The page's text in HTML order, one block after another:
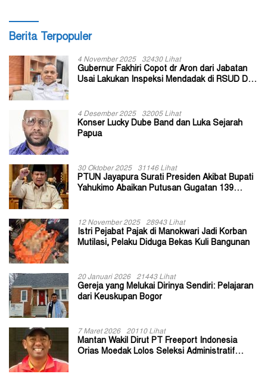
Berita Terpopuler
4 November 2025 32430 Lihat
Gubernur Fakhiri Copot dr Aron dari Jabatan
Usai Lakukan Inspeksi Mendadak di RSUD Dok
4 Desember 2025 32005 Lihat
Konser Lucky Dube Band dan Luka Sejarah
Papua
30 Oktober 2025 31146 Lihat
PTUN Jayapura Surati Presiden Akibat Bupati
Yahukimo Abaikan Putusan Gugatan 139
12 November 2025 28943 Lihat
Istri Pejabat Pajak di Manokwari Jadi Korban
Mutilasi, Pelaku Diduga Bekas Kuli Bangunan
20 Januari 2026 21443 Lihat
Gereja yang Melukai Dirinya Sendiri: Pelajaran
dari Keuskupan Bogor
7 Maret 2026 20110 Lihat
Mantan Wakil Dirut PT Freeport Indonesia
Orias Moedak Lolos Seleksi Administratif